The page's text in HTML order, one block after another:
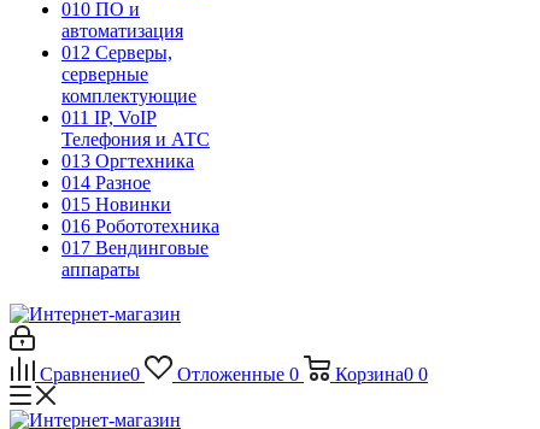
010 ПО и
автоматизация
012 Серверы,
серверные
комплектующие
011 IP, VoIP
Телефония и АТС
013 Оргтехника
014 Разное
015 Новинки
016 Робототехника
017 Вендинговые
аппараты
Сравнение0 Отложенные 0 Корзина0 0